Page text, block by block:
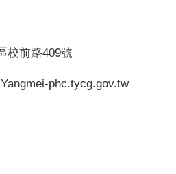
前路409號
phc.tycg.gov.tw